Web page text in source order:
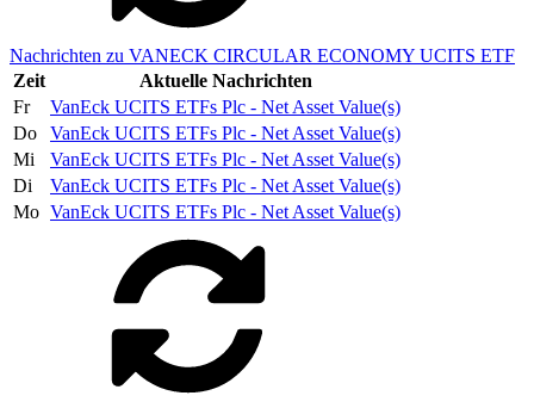
Nachrichten zu VANECK CIRCULAR ECONOMY UCITS ETF
Zeit
Aktuelle Nachrichten
Fr
VanEck UCITS ETFs Plc - Net Asset Value(s)
Do
VanEck UCITS ETFs Plc - Net Asset Value(s)
Mi
VanEck UCITS ETFs Plc - Net Asset Value(s)
Di
VanEck UCITS ETFs Plc - Net Asset Value(s)
Mo VanEck UCITS ETFs Plc - Net Asset Value(s)